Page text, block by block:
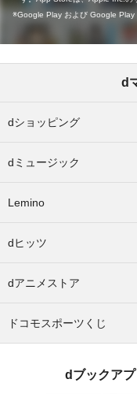
Google Play および Google Play
d
dショッピング
dミュージック
Lemino
dヒッツ
dアニメストア
ドコモスポーツくじ
dブックア